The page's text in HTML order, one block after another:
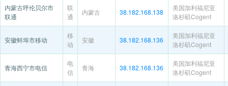
内蒙古呼伦贝尔市
联通
联
通
内蒙古 38.182.168.138
美国加利福尼亚
洛杉矶Cogent
安徽蚌埠市移动
移
动
安徽 38.182.168.136
美国加利福尼亚
洛杉矶Cogent
青海西宁市电信
电
信
青海 38.182.168.136
美国加利福尼亚
洛杉矶Cogent